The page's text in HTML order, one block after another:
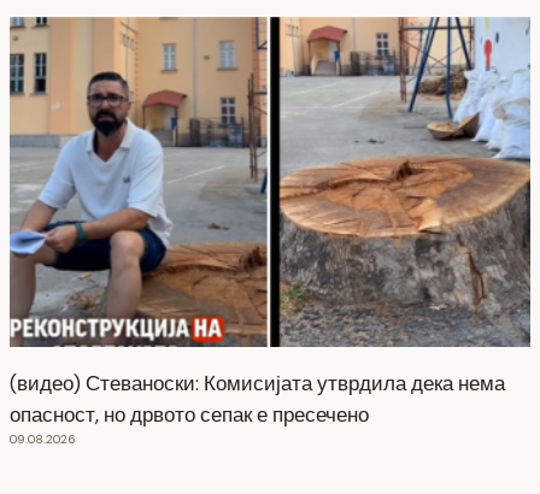
(видео) Стеваноски: Комисијата утврдила дека нема
опасност, но дрвото сепак е пресечено
09.08.2026